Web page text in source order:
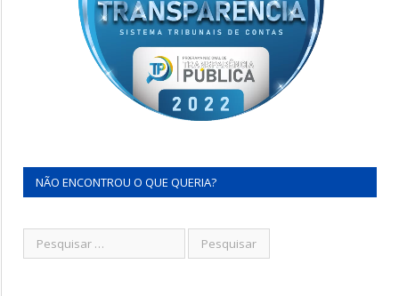
NÃO ENCONTROU O QUE QUERIA?